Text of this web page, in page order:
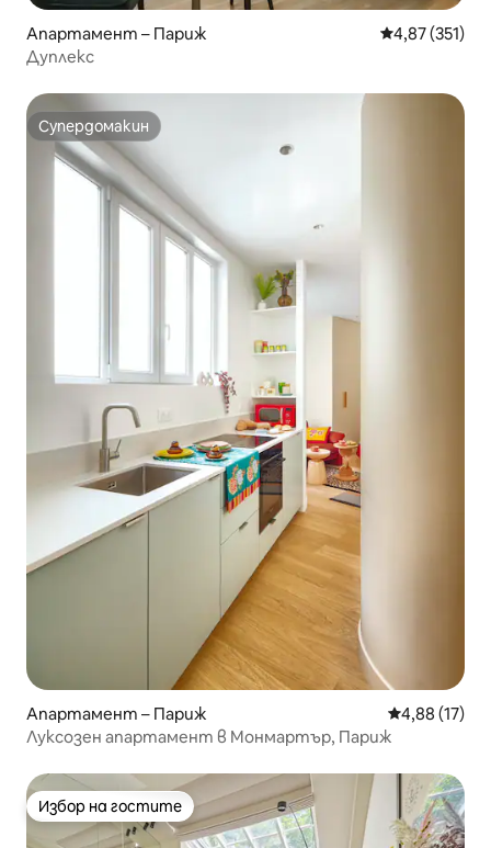
Апартамент – Париж Средна
4,87 (351)
Дуплекс
Супердомакин
Супердомакин
Апартамент – Париж Средна
4,88 (17)
Луксозен апартамент в Монмартър, Париж
Избор на гостите
Избор на гостите